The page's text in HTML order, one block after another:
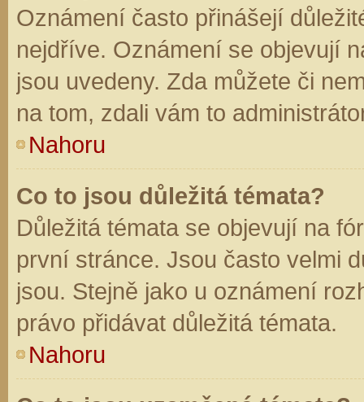
Oznámení často přinášejí
nejdříve. Oznámení se objevují
jsou uvedeny. Zda můžete či
na tom, zdali vám to
Nahoru
Co to jsou důležitá témata?
Důležitá témata se objevují na
první stránce. Jsou často velmi
jsou. Stejně jako u oznámení
právo přidávat důležitá témata.
Nahoru